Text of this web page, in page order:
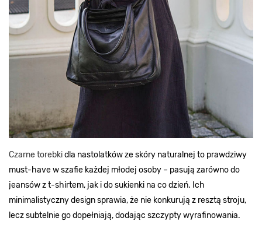
Czarne torebkidla nastolatków ze skóry naturalnej to prawdziwy
must-have w szafie każdej młodej osoby – pasują zarówno do
jeansów z t-shirtem, jak i do sukienki na co dzień. Ich
minimalistyczny design sprawia, że nie konkurują z resztą stroju,
lecz subtelnie go dopełniają, dodając szczypty wyrafinowania.